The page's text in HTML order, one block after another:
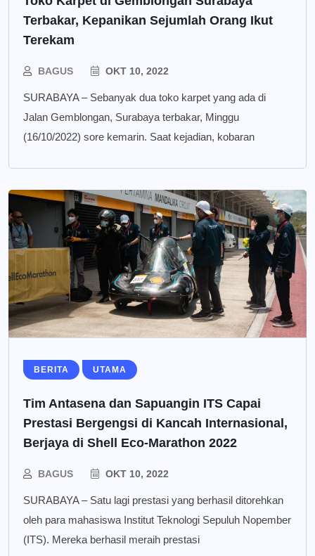
Terbakar, Kepanikan Sejumlah Orang Ikut
Terekam
BAGUS OKT 10, 2022
SURABAYA – Sebanyak dua toko karpet yang ada di
Jalan Gemblongan, Surabaya terbakar, Minggu
(16/10/2022) sore kemarin. Saat kejadian, kobaran
BERITA UTAMA
Tim Antasena dan Sapuangin ITS Capai
Prestasi Bergengsi di Kancah Internasional,
Berjaya di Shell Eco-Marathon 2022
BAGUS OKT 10, 2022
SURABAYA – Satu lagi prestasi yang berhasil ditorehkan
oleh para mahasiswa Institut Teknologi Sepuluh Nopember
(ITS). Mereka berhasil meraih prestasi